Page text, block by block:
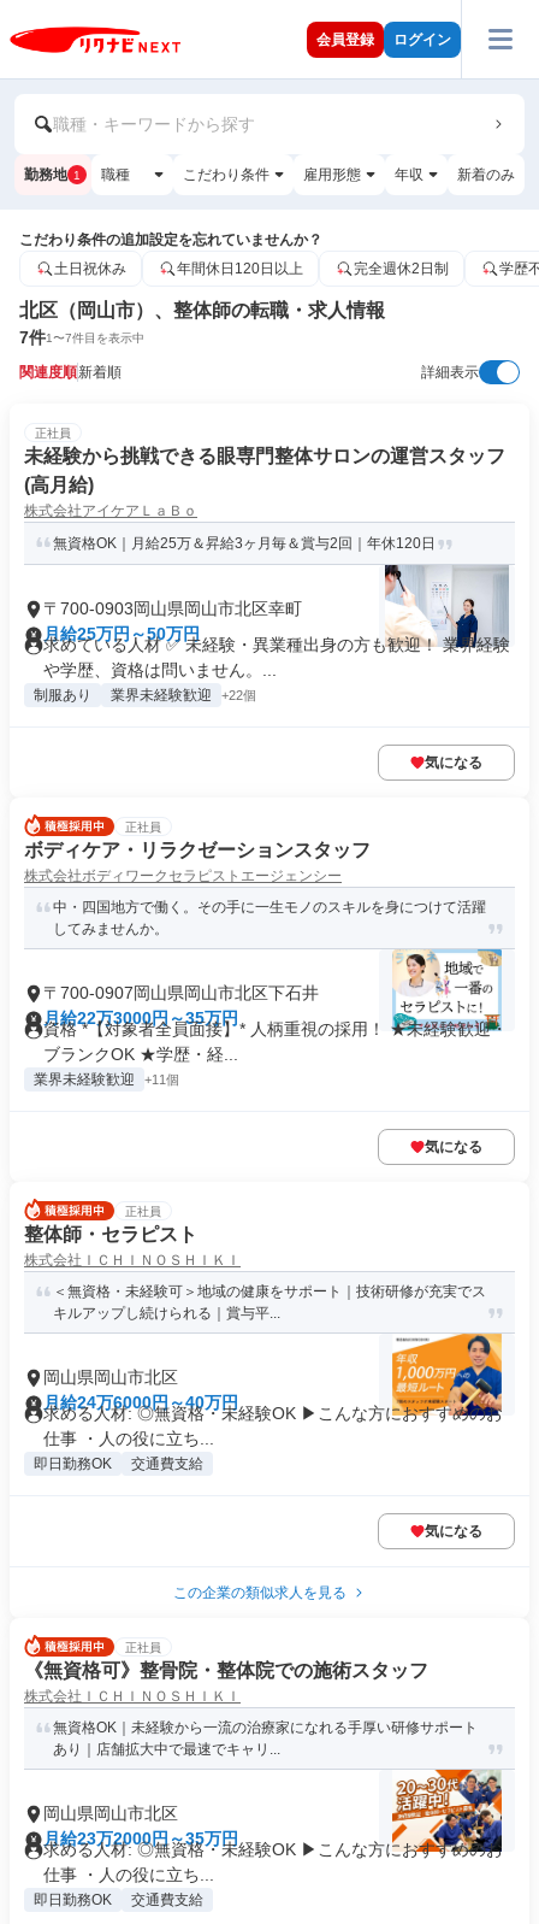
会員登録 ログイン
職種・キーワードから探す
勤務地 1 職種 こだわり条件 雇用形態 年収 新着のみ
こだわり条件の追加設定を忘れていませんか？
土日祝休み
年間休日120日以上 完全週休2日制 学歴
北区（岡山市）、整体師の転職・求人情報
7件1〜7件目を表示中
関連度順新着順 詳細表示
正社員
未経験から挑戦できる眼専門整体サロンの運営スタッフ
(高月給)
株式会社アイケアＬａＢｏ
無資格OK｜月給25万＆昇給3ヶ月毎＆賞与2回｜年休120日
〒700-0903岡山県岡山市北区幸町
月給25万円～50万円
求めている人材 ✅ 未経験・異業種出身の方も歓迎！ 業界経験
や学歴、資格は問いません。...
制服あり 業界未経験歓迎 +22個
気になる
正社員
ボディケア・リラクゼーションスタッフ
株式会社ボディワークセラピストエージェンシー
中・四国地方で働く。その手に一生モノのスキルを身につけて活躍
してみませんか。
〒700-0907岡山県岡山市北区下石井
月給22万3000円～35万円
資格 *【対象者全員面接】* 人柄重視の採用！ ★未経験歓迎・
ブランクOK ★学歴・経...
業界未経験歓迎 +11個
気になる
正社員
整体師・セラピスト
株式会社ＩＣＨＩＮＯＳＨＩＫＩ
＜無資格・未経験可＞地域の健康をサポート｜技術研修が充実でス
キルアップし続けられる｜賞与平...
岡山県岡山市北区
月給24万6000円～40万円
求める人材: ◎無資格・未経験OK ▶︎こんな方におすすめのお
仕事 ・人の役に立ち...
即日勤務OK 交通費支給
気になる
この企業の類似求人を見る
正社員
《無資格可》整骨院・整体院での施術スタッフ
株式会社ＩＣＨＩＮＯＳＨＩＫＩ
無資格OK｜未経験から一流の治療家になれる手厚い研修サポート
あり｜店舗拡大中で最速でキャリ...
岡山県岡山市北区
月給23万2000円～35万円
求める人材: ◎無資格・未経験OK ▶︎こんな方におすすめのお
仕事 ・人の役に立ち...
即日勤務OK 交通費支給